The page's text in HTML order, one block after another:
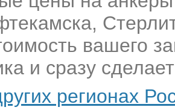
вашего
и сразу
регионах